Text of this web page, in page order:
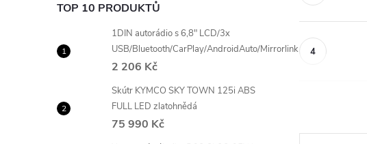
n
í
a
TOP 10 PRODUKTŮ
1DIN autorádio s 6,8" LCD/3x
USB/Bluetooth/CarPlay/AndroidAuto/Mirrorlink
2 206 Kč
Skútr KYMCO SKY TOWN 125i ABS
FULL LED zlatohnědá
75 990 Kč